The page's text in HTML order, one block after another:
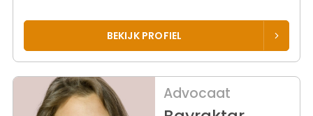
BEKIJK PROFIEL
Advocaat